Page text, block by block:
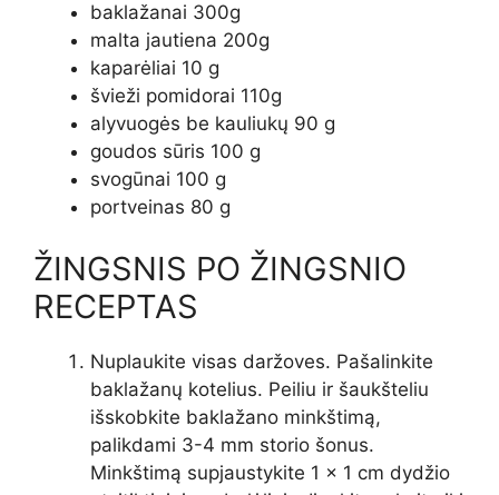
baklažanai 300g
malta jautiena 200g
kaparėliai 10 g
švieži pomidorai 110g
alyvuogės be kauliukų 90 g
goudos sūris 100 g
svogūnai 100 g
portveinas 80 g
ŽINGSNIS PO ŽINGSNIO
RECEPTAS
Nuplaukite visas daržoves. Pašalinkite
baklažanų kotelius. Peiliu ir šaukšteliu
išskobkite baklažano minkštimą,
palikdami 3-4 mm storio šonus.
Minkštimą supjaustykite 1 x 1 cm dydžio